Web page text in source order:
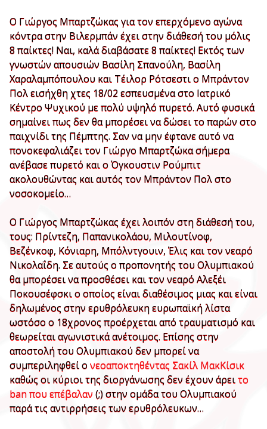
Ο Γιώργος Μπαρτζώκας για τον επερχόμενο αγώνα
κόντρα στην Βιλερμπάν έχει στην διάθεσή του μόλις
8 παίκτες! Ναι, καλά διαβάσατε 8 παίκτες! Εκτός των
γνωστών απουσιών Βασίλη Σπανούλη, Βασίλη
Χαραλαμπόπουλου και Τέιλορ Ρότσεστι ο Μπράντον
Πολ εισήχθη χτες 18/02 εσπευσμένα στο Ιατρικό
Κέντρο Ψυχικού με πολύ υψηλό πυρετό. Αυτό φυσικά
σημαίνει πως δεν θα μπορέσει να δώσει το παρών στο
παιχνίδι της Πέμπτης. Σαν να μην έφτανε αυτό να
πονοκεφαλιάζει τον Γιώργο Μπαρτζώκα σήμερα
ανέβασε πυρετό και ο Όγκουστιν Ρούμπιτ
ακολουθώντας και αυτός τον Μπράντον Πολ στο
νοσοκομείο…
Ο Γιώργος Μπαρτζώκας έχει λοιπόν στη διάθεσή του,
τους: Πρίντεζη, Παπανικολάου, Μιλουτίνοφ,
Βεζένκοφ, Κόνιαρη, Μπόλντγουιν, Έλις και τον νεαρό
Νικολαΐδη. Σε αυτούς ο προπονητής του Ολυμπιακού
θα μπορέσει να προσθέσει και τον νεαρό Αλεξέι
Ποκουσέφσκι ο οποίος είναι διαθέσιμος μιας και είναι
δηλωμένος στην ερυθρόλευκη ευρωπαϊκή λίστα
ωστόσο ο 18χρονος προέρχεται από τραυματισμό και
θεωρείται αγωνιστικά ανέτοιμος. Επίσης στην
αποστολή του Ολυμπιακού δεν μπορεί να
συμπεριληφθεί ο νεοαποκτηθέντας Σακίλ ΜακΚίσικ
καθώς οι κύριοι της διοργάνωσης δεν έχουν άρειτο
ban που επέβαλαν (;) στην ομάδα του Ολυμπιακού
παρά τις αντιρρήσεις των ερυθρόλευκων…